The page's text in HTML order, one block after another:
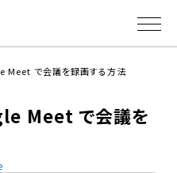
Meet で会議を録画する方法
Meet で会議を